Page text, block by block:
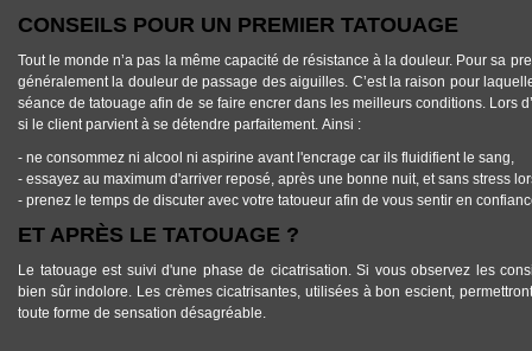
CONSEILS POUR UN PREMIER TATOUAGE
Tout le monde n’a pas la même capacité de résistance à la douleur. Pour sa
généralement la douleur de passage des aiguilles. C’est la raison pour
séance de tatouage afin de se faire encrer dans les meilleurs conditions. Lors
si le client parvient à se détendre parfaitement. Ainsi :
- ne consommez ni alcool ni aspirine avant l'encrage car ils fluidifient le sang,
- essayez au maximum d'arriver reposé, après une bonne nuit, et sans stress
- prenez le temps de discuter avec votre tatoueur afin de vous sentir en
ET APRÈS LE TATOUAGE ?
Le tatouage est suivi d'une phase de cicatrisation. Si vous observez les
bien sûr indolore. Les crèmes cicatrisantes, utilisées à bon escient,
toute forme de sensation désagréable.